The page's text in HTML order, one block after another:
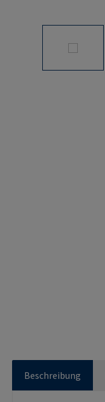
Beschreibung